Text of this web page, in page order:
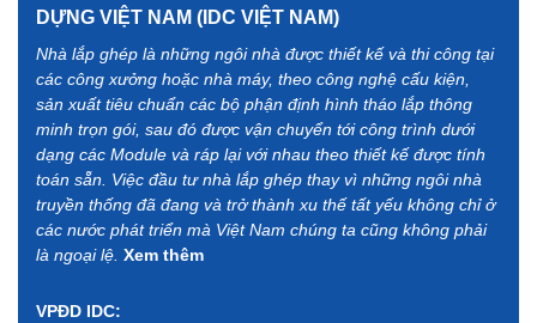
DỰNG VIỆT NAM (IDC VIỆT NAM)
Nhà lắp ghép là những ngôi nhà được thiết kế và thi công tại
các công xưởng hoặc nhà máy, theo công nghệ cấu kiện,
sản xuất tiêu chuẩn các bộ phận định hình tháo lắp thông
minh trọn gói, sau đó được vận chuyển tới công trình dưới
dạng các Module và ráp lại với nhau theo thiết kế được tính
toán sẵn. Việc đầu tư nhà lắp ghép thay vì những ngôi nhà
truyền thống đã đang và trở thành xu thế tất yếu không chỉ ở
các nước phát triển mà Việt Nam chúng ta cũng không phải
là ngoại lệ. Xem thêm
VPĐD IDC: